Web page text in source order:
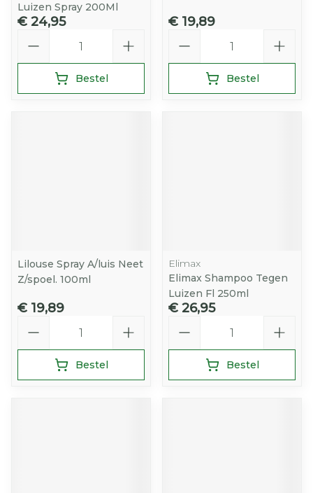
Luizen Spray 200Ml
€ 24,95
Bestel
€ 19,89
Bestel
Lilouse Spray A/luis Neet
Z/spoel. 100ml
€ 19,89
Bestel
Elimax
Elimax Shampoo Tegen
Luizen Fl 250ml
€ 26,95
Bestel